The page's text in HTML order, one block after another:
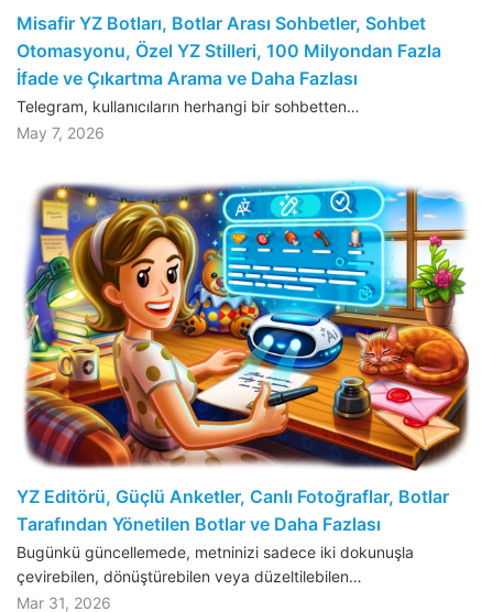
Misafir YZ Botları, Botlar Arası Sohbetler, Sohbet
Otomasyonu, Özel YZ Stilleri, 100 Milyondan Fazla
İfade ve Çıkartma Arama ve Daha Fazlası
Telegram, kullanıcıların herhangi bir sohbetten…
May 7, 2026
YZ Editörü, Güçlü Anketler, Canlı Fotoğraflar, Botlar
Tarafından Yönetilen Botlar ve Daha Fazlası
Bugünkü güncellemede, metninizi sadece iki dokunuşla
çevirebilen, dönüştürebilen veya düzeltilebilen…
Mar 31, 2026